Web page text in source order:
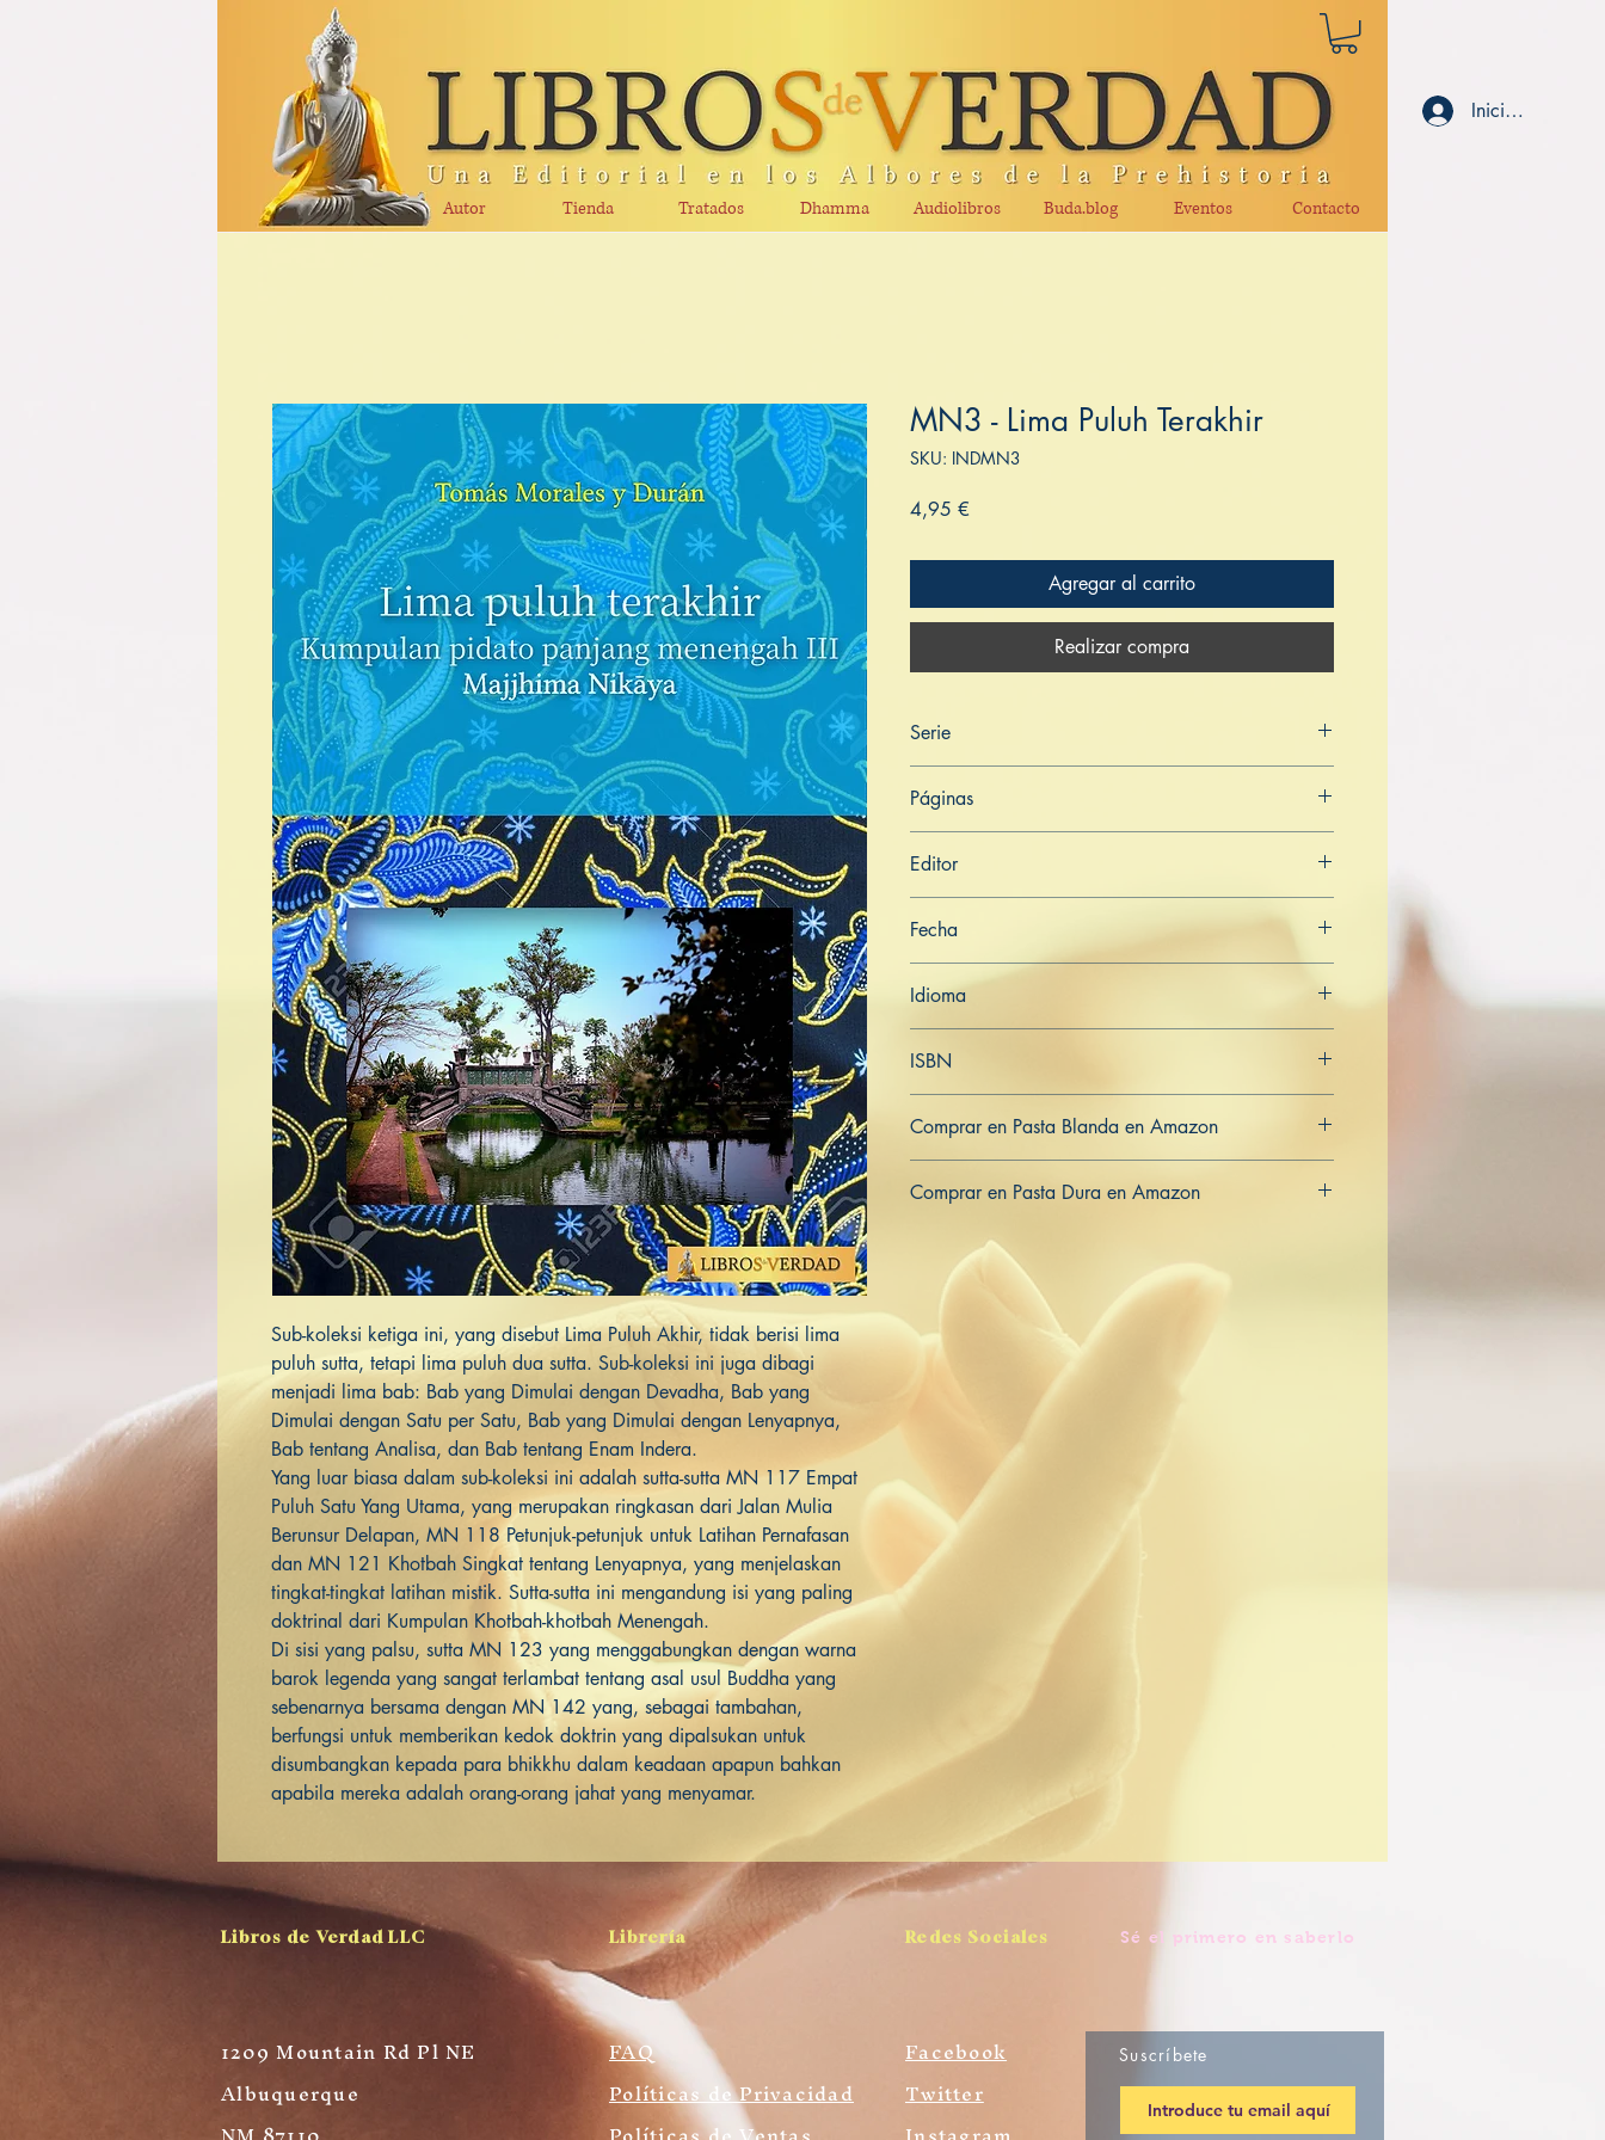
Autor Tienda Tratados Dhamma Audiolibros Buda.blog Eventos Contacto
Iniciar sesión
Sub-koleksi ketiga ini, yang disebut Lima Puluh Akhir, tidak berisi lima
puluh sutta, tetapi lima puluh dua sutta. Sub-koleksi ini juga dibagi
menjadi lima bab: Bab yang Dimulai dengan Devadha, Bab yang
Dimulai dengan Satu per Satu, Bab yang Dimulai dengan Lenyapnya,
Bab tentang Analisa, dan Bab tentang Enam Indera.
Yang luar biasa dalam sub-koleksi ini adalah sutta-sutta MN 117 Empat
Puluh Satu Yang Utama, yang merupakan ringkasan dari Jalan Mulia
Berunsur Delapan, MN 118 Petunjuk-petunjuk untuk Latihan Pernafasan
dan MN 121 Khotbah Singkat tentang Lenyapnya, yang menjelaskan
tingkat-tingkat latihan mistik. Sutta-sutta ini mengandung isi yang paling
doktrinal dari Kumpulan Khotbah-khotbah Menengah.
Di sisi yang palsu, sutta MN 123 yang menggabungkan dengan warna
barok legenda yang sangat terlambat tentang asal usul Buddha yang
sebenarnya bersama dengan MN 142 yang, sebagai tambahan,
berfungsi untuk memberikan kedok doktrin yang dipalsukan untuk
disumbangkan kepada para bhikkhu dalam keadaan apapun bahkan
apabila mereka adalah orang-orang jahat yang menyamar.
MN3 - Lima Puluh Terakhir
SKU: INDMN3
4,95 €
Agregar al carrito
Realizar compra
Serie
Páginas
Editor
Fecha
7 de febrero de 2024
Idioma
ISBN
Comprar en Pasta Blanda en Amazon
Comprar en Pasta Dura en Amazon
UK
Libros de Verdad LLC Librería Redes Sociales Sé el primero en saberlo
1209 Mountain Rd Pl NE
Albuquerque
FAQ
Políticas de Privacidad
Facebook
Twitter
Suscríbete